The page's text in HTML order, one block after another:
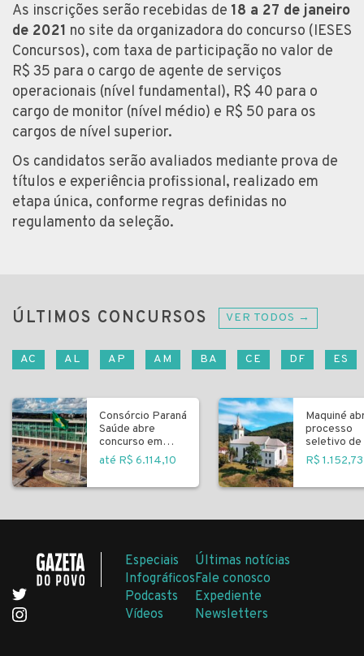
As inscrições serão recebidas de 18 a 27 de janeiro
de 2021 no site da organizadora do concurso (IESES
Concursos), com taxa de participação no valor de
R$ 35 para o cargo de agente de serviços
operacionais (nível fundamental), R$ 40 para o
cargo de monitor (nível médio) e R$ 50 para os
cargos de nível superior.
Os candidatos serão avaliados mediante prova de
títulos e experiência profissional, realizado em
etapa única, conforme regras definidas no
regulamento da seleção.
ÚLTIMOS CONCURSOS VER TODOS →
AC AL AP AM BA CE DF ES
Consórcio Paraná
Saúde abre
concurso em
Curitiba
até R$ 6.114,10
Maquiné
processo
seletivo de
R$ 1.152,73
Especiais
Infográficos
Podcasts
Vídeos
Últimas notícias
Fale conosco
Expediente
Newsletters